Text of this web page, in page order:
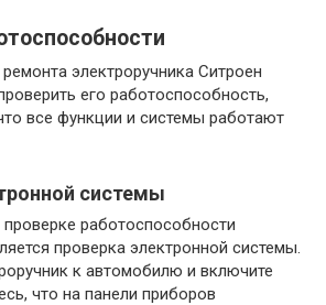
электроручника Ситроен
его работоспособность,
все функции и системы работают
системы
работоспособности
проверка электронной системы.
к автомобилю и включите
что на панели приборов